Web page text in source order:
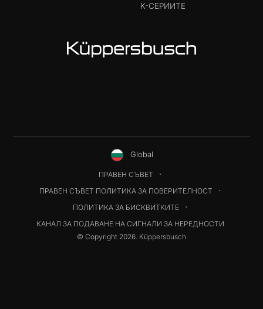
K-СЕРИИТЕ
Global
ПРАВЕН СЪВЕТ
ПРАВЕН СЪВЕТ ПОЛИТИКА ЗА ПОВЕРИТЕЛНОСТ
ПОЛИТИКА ЗА БИСКВИТКИТЕ
КАНАЛ ЗА ПОДАВАНЕ НА СИГНАЛИ ЗА НЕРЕДНОСТИ
© Copyright 2026. Küppersbusch